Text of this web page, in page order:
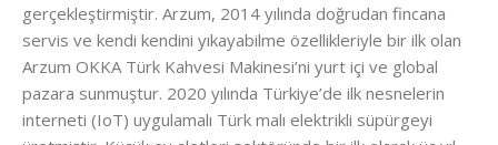
gerçekleştirmiştir. Arzum, 2014 yılında doğrudan fincana
servis ve kendi kendini yıkayabilme özellikleriyle bir ilk olan
Arzum OKKA Türk Kahvesi Makinesi’ni yurt içi ve global
pazara sunmuştur. 2020 yılında Türkiye’de ilk nesnelerin
interneti (IoT) uygulamalı Türk malı elektrikli süpürgeyi